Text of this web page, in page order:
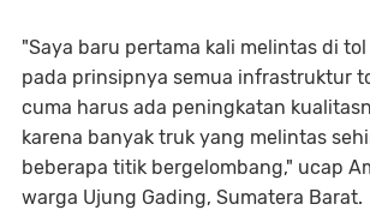
"Saya baru pertama kali melintas di tol
pada prinsipnya semua infrastruktur
cuma harus ada peningkatan
karena banyak truk yang melintas
beberapa titik bergelombang," ucap
warga Ujung Gading, Sumatera Barat.